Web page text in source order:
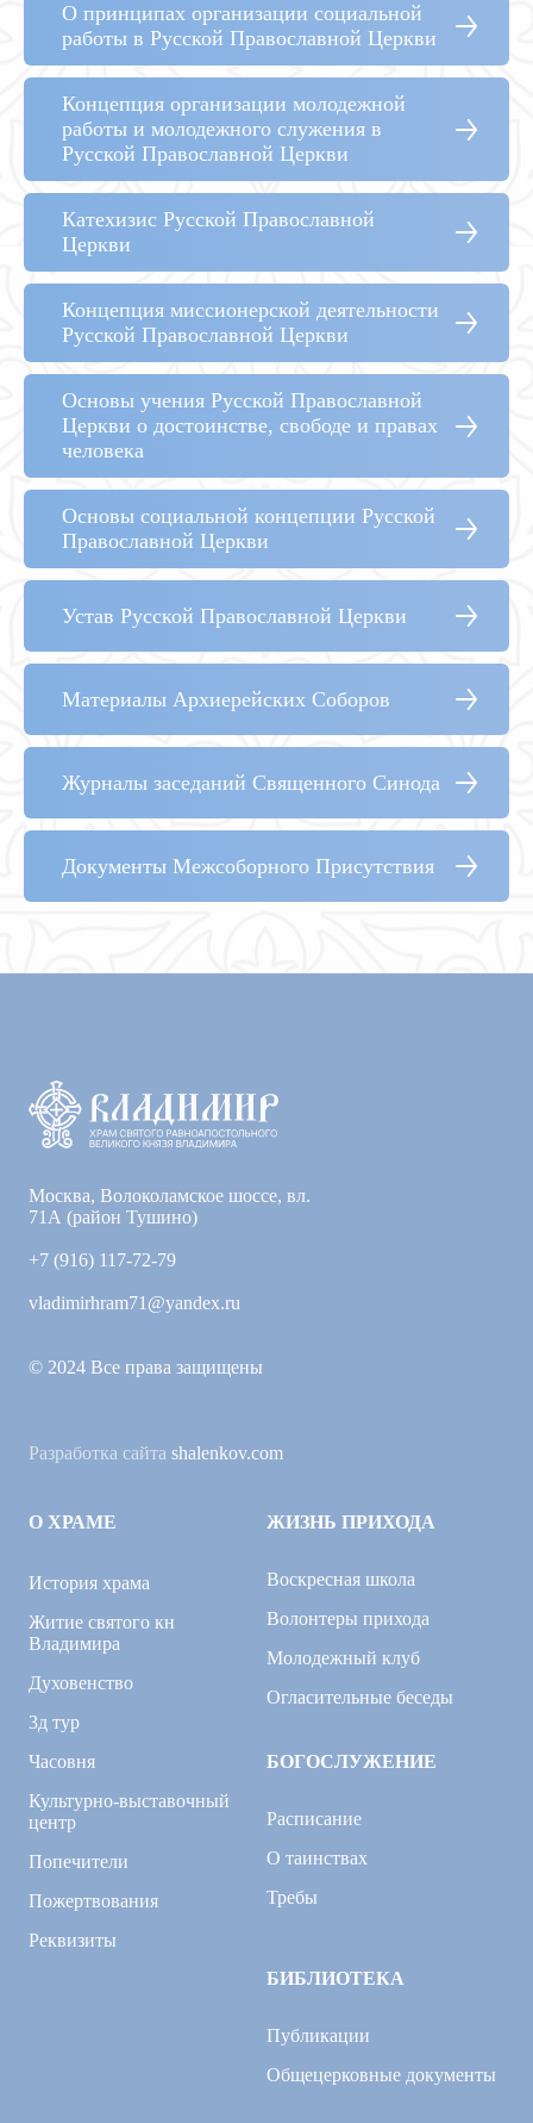
О принципах организации социальной
работы в Русской Православной Церкви
Концепция организации молодежной
работы и молодежного служения в
Русской Православной Церкви
Катехизис Русской Православной
Церкви
Концепция миссионерской деятельности
Русской Православной Церкви
Основы учения Русской Православной
Церкви о достоинстве, свободе и правах
человека
Основы социальной концепции Русской
Православной Церкви
Устав Русской Православной Церкви
Материалы Архиерейских Соборов
Журналы заседаний Священного Синода
Документы Межсоборного Присутствия
Москва, Волоколамское шоссе, вл.
71А (район Тушино)
+7 (916) 117-72-79
vladimirhram71@yandex.ru
© 2024 Все права защищены
Разработка сайта shalenkov.com
О ХРАМЕ
История храма
Житие святого кн
Владимира
Духовенство
3д тур
Часовня
Культурно-выставочный
центр
Попечители
Пожертвования
Реквизиты
ЖИЗНЬ ПРИХОДА
Воскресная школа
Волонтеры прихода
Молодежный клуб
Огласительные беседы
БОГОСЛУЖЕНИЕ
Расписание
О таинствах
Требы
БИБЛИОТЕКА
Публикации
Общецерковные документы